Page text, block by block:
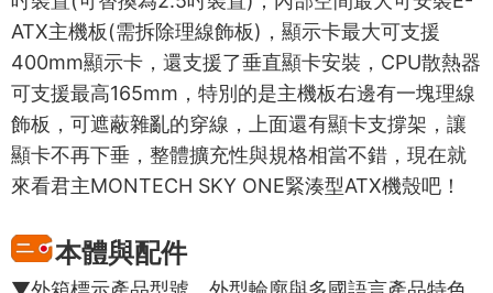
ATX主機板(需拆除理線飾板)，顯示卡最大可支援
400mm顯示卡，還支援了垂直顯卡安裝，CPU散熱器
可支援最高165mm，特別的是主機板右邊有一塊理線
飾板，可遮蔽雜亂的穿線，上面還有顯卡支撐架，讓
顯卡不再下垂，整體擴充性與規格相當不錯，現在就
來看君主MONTECH SKY ONE緊湊型ATX機殼吧！
本體與配件